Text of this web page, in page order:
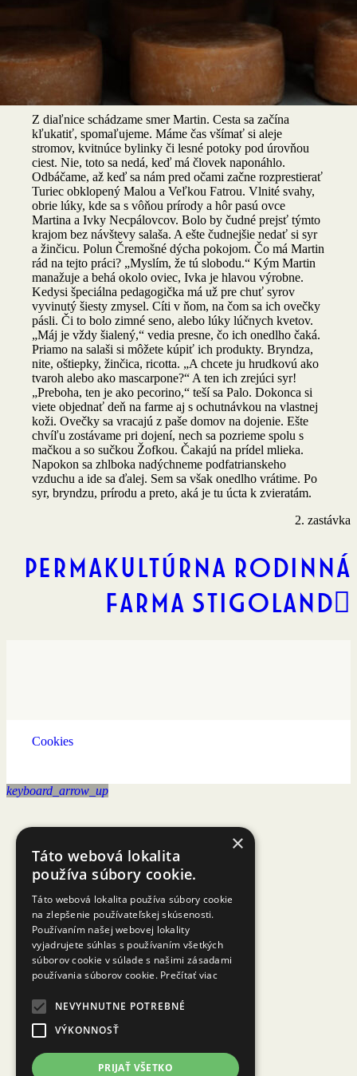
Žitavany – Polun Čremošné (96 km, 1 hodina 10
minút)
Z diaľnice schádzame smer Martin. Cesta sa začína
kľukatiť, spomaľujeme. Máme čas všímať si aleje
stromov, kvitnúce bylinky či lesné potoky pod úrovňou
ciest. Nie, toto sa nedá, keď má človek naponáhlo.
Odbáčame, až keď sa nám pred očami začne rozprestierať
Turiec obklopený Malou a Veľkou Fatrou. Vlnité svahy,
obrie lúky, kde sa s vôňou prírody a hôr pasú ovce
Martina a Ivky Necpálovcov. Bolo by čudné prejsť týmto
krajom bez návštevy salaša. A ešte čudnejšie nedať si syr
a žinčicu. Polun Čremošné dýcha pokojom. Čo má Martin
rád na tejto práci? „Myslím, že tú slobodu.“ Kým Martin
manažuje a behá okolo oviec, Ivka je hlavou výrobne.
Kedysi špeciálna pedagogička má už pre chuť syrov
vyvinutý šiesty zmysel. Cíti v ňom, na čom sa ich ovečky
pásli. Či to bolo zimné seno, alebo lúky lúčnych kvetov.
„Máj je vždy šialený,“ vedia presne, čo ich onedlho čaká.
Priamo na salaši si môžete kúpiť ich produkty. Bryndza,
nite, oštiepky, žinčica, ricotta. „A chcete ju hrudkovú ako
tvaroh alebo ako mascarpone?“ A ten ich zrejúci syr!
„Preboha, ten je ako pecorino,“ teší sa Palo. Dokonca si
viete objednať deň na farme aj s ochutnávkou na vlastnej
koži. Ovečky sa vracajú z paše domov na dojenie. Ešte
chvíľu zostávame pri dojení, nech sa pozrieme spolu s
mačkou a so sučkou Žofkou. Čakajú na prídel mlieka.
Napokon sa zhlboka nadýchneme podfatrianskeho
vzduchu a ide sa ďalej. Sem sa však onedlho vrátime. Po
syr, bryndzu, prírodu a preto, aká je tu úcta k zvieratám.
2. zastávka
Permakultúrna rodinná
farma Stigoland
Cookies
keyboard_arrow_up
×
Táto webová lokalita
používa súbory cookie.
Táto webová lokalita používa súbory cookie
na zlepšenie používateľskej skúsenosti.
Používaním našej webovej lokality
vyjadrujete súhlas s používaním všetkých
súborov cookie v súlade s našimi zásadami
používania súborov cookie. Prečítať viac
NEVYHNUTNE POTREBNÉ
VÝKONNOSŤ
PRIJAŤ VŠETKO